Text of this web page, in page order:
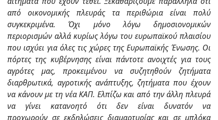
από οικονομικής
πλευράς
τα περιθώρια είναι πολύ
συγκεκριμένα. Όχι μόνο λόγω δημοσιονομικών
περιορισμών αλλά κυρίως λόγω του ευρωπαϊκού πλαισίου
που ισχύει για όλες τις χώρες της Ευρωπαϊκής Ένωσης. Οι
πόρτες της κυβέρνησης είναι πάντοτε ανοιχτές για τους
αγρότες μας,
προκειμένου
να συζητηθούν ζητήματα
διαρθρωτικά, αγροτικής ανάπτυξης, ζητήματα που έχουν
να κάνουν με τη νέα ΚΑΠ. Ελπίζω και από την άλλη πλευρά
να γίνει κατανοητό ότι δεν είναι δυνατόν να
προχωρούν σε εκδηλώσεις διαμαρτυρίας και σε μπλόκα